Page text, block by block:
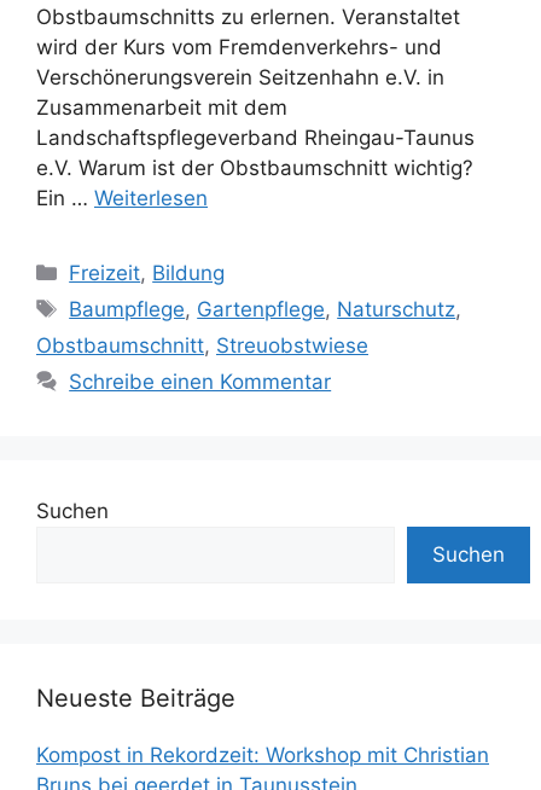
Obstbaumschnitts zu erlernen. Veranstaltet
wird der Kurs vom Fremdenverkehrs- und
Verschönerungsverein Seitzenhahn e.V. in
Zusammenarbeit mit dem
Landschaftspflegeverband Rheingau-Taunus
e.V. Warum ist der Obstbaumschnitt wichtig?
Ein … Weiterlesen
Kategorien
Freizeit, Bildung
Schlagwörter
Baumpflege, Gartenpflege, Naturschutz,
Obstbaumschnitt, Streuobstwiese
Schreibe einen Kommentar
Suchen
Suchen
Neueste Beiträge
Kompost in Rekordzeit: Workshop mit Christian
Bruns bei geerdet in Taunusstein